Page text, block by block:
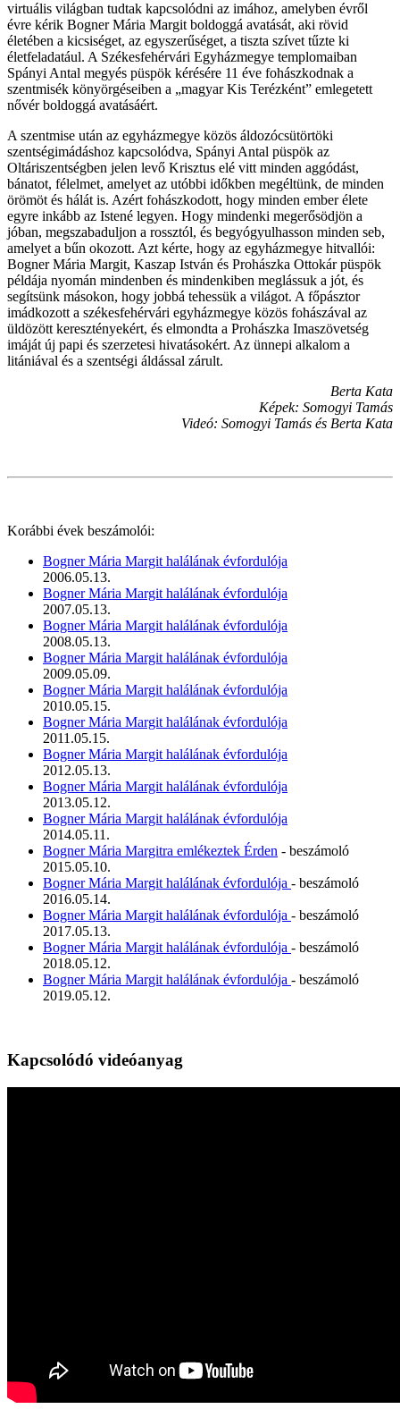
virtuális világban tudtak kapcsolódni az imához, amelyben évről
évre kérik Bogner Mária Margit boldoggá avatását, aki rövid
életében a kicsiséget, az egyszerűséget, a tiszta szívet tűzte ki
életfeladatául. A Székesfehérvári Egyházmegye templomaiban
Spányi Antal megyés püspök kérésére 11 éve fohászkodnak a
szentmisék könyörgéseiben a „magyar Kis Terézként” emlegetett
nővér boldoggá avatásáért.
A szentmise után az egyházmegye közös áldozócsütörtöki
szentségimádáshoz kapcsolódva, Spányi Antal püspök az
Oltáriszentségben jelen levő Krisztus elé vitt minden aggódást,
bánatot, félelmet, amelyet az utóbbi időkben megéltünk, de minden
örömöt és hálát is. Azért fohászkodott, hogy minden ember élete
egyre inkább az Istené legyen. Hogy mindenki megerősödjön a
jóban, megszabaduljon a rossztól, és begyógyulhasson minden seb,
amelyet a bűn okozott. Azt kérte, hogy az egyházmegye hitvallói:
Bogner Mária Margit, Kaszap István és Prohászka Ottokár püspök
példája nyomán mindenben és mindenkiben meglássuk a jót, és
segítsünk másokon, hogy jobbá tehessük a világot. A főpásztor
imádkozott a székesfehérvári egyházmegye közös fohászával az
üldözött keresztényekért, és elmondta a Prohászka Imaszövetség
imáját új papi és szerzetesi hivatásokért. Az ünnepi alkalom a
litániával és a szentségi áldással zárult.
Berta Kata
Képek: Somogyi Tamás
Videó: Somogyi Tamás és Berta Kata
Korábbi évek beszámolói:
Bogner Mária Margit halálának évfordulója
2006.05.13.
Bogner Mária Margit halálának évfordulója
2007.05.13.
Bogner Mária Margit halálának évfordulója
2008.05.13.
Bogner Mária Margit halálának évfordulója
2009.05.09.
Bogner Mária Margit halálának évfordulója
2010.05.15.
Bogner Mária Margit halálának évfordulója
2011.05.15.
Bogner Mária Margit halálának évfordulója
2012.05.13.
Bogner Mária Margit halálának évfordulója
2013.05.12.
Bogner Mária Margit halálának évfordulója
2014.05.11.
Bogner Mária Margitra emlékeztek Érden - beszámoló
2015.05.10.
Bogner Mária Margit halálának évfordulója - beszámoló
2016.05.14.
Bogner Mária Margit halálának évfordulója - beszámoló
2017.05.13.
Bogner Mária Margit halálának évfordulója - beszámoló
2018.05.12.
Bogner Mária Margit halálának évfordulója - beszámoló
2019.05.12.
Kapcsolódó videóanyag